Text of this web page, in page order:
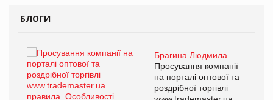
БЛОГИ
Брагина Людмила
Просування компанії
на порталі оптової та
роздрібної торгівлі